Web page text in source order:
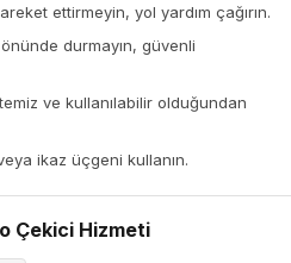
ettirmeyin, yol yardım çağırın.
durmayın, güvenli
ve kullanılabilir olduğundan
ikaz üçgeni kullanın.
Çekici Hizmeti